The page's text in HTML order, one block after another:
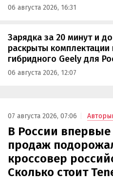
06 августа 2026, 16:31
Зарядка за 20 минут и
раскрыты
гибридного Geely для
06 августа 2026, 12:07
07 августа 2026, 07:06
В России впервые
продаж
кроссовер
Сколько стоит